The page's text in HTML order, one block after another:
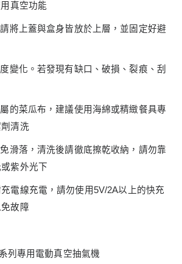
真空功能
將上蓋與盒身皆放於上層，並固定好避
變化。若發現有缺口、破損、裂痕、刮
的菜瓜布，建議使用海綿或精緻餐具專
清洗
滑落，清洗後請徹底擦乾收納，請勿靠
紫外光下
電線充電，請勿使用5V/2A以上的快充
故障
系列專用電動真空抽氣機